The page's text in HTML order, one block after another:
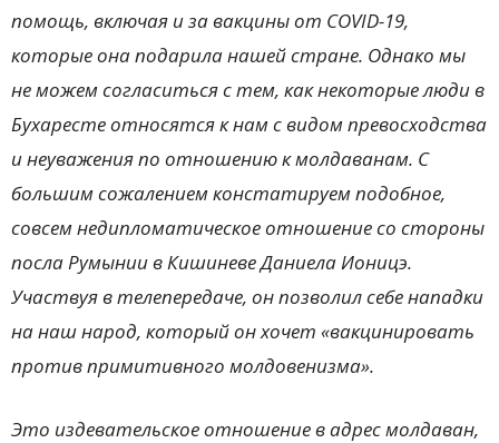
помощь, включая и за вакцины от COVID-19,
которые она подарила нашей стране. Однако мы
не можем согласиться с тем, как некоторые люди в
Бухаресте относятся к нам с видом превосходства
и неуважения по отношению к молдаванам. С
большим сожалением констатируем подобное,
совсем недипломатическое отношение со стороны
посла Румынии в Кишиневе Даниела Ионицэ.
Участвуя в телепередаче, он позволил себе нападки
на наш народ, который он хочет «вакцинировать
против примитивного молдовенизма».
Это издевательское отношение в адрес молдаван,